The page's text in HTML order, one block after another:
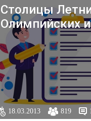
стране с 2025 года
отмечается российский
фигурного катания. Его
празднуют 8 января — в
рождения первого
отечественного
чемпиона по фигурному
катанию Николая Панина-
Коломенкина. Мы решили
объединить эти два
праздника и подготовили
вас познавательную
викторину «Азбука
катания». В ней вас ждут
Столицы
Олимпийских
18.03.2013 819